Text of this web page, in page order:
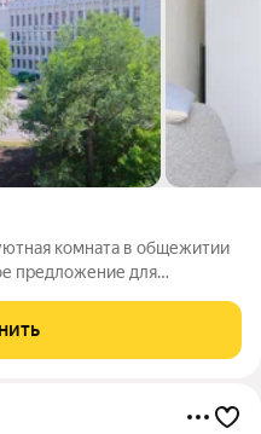
комната в общежитии
кв.м расположена на 4-м